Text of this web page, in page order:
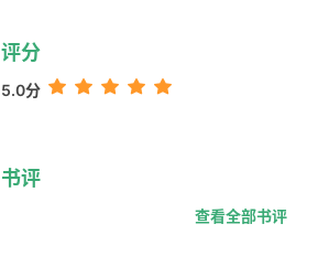
评分
5.0分
书评
查看全部书评